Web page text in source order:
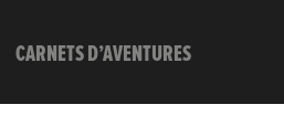
CARNETS D’AVENTURES